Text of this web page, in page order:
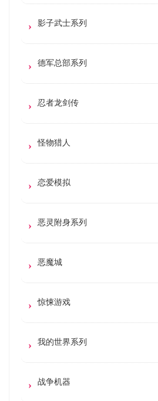
影子武士系列
德军总部系列
忍者龙剑传
怪物猎人
恋爱模拟
恶灵附身系列
恶魔城
惊悚游戏
我的世界系列
战争机器